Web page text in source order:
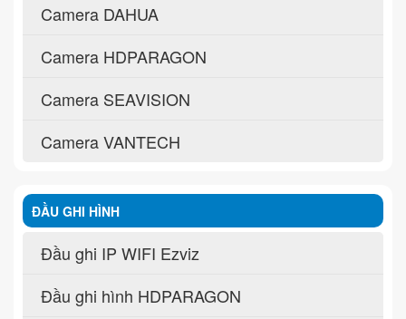
Camera DAHUA
Camera HDPARAGON
Camera SEAVISION
Camera VANTECH
ĐẦU GHI HÌNH
Đầu ghi IP WIFI Ezviz
Đầu ghi hình HDPARAGON